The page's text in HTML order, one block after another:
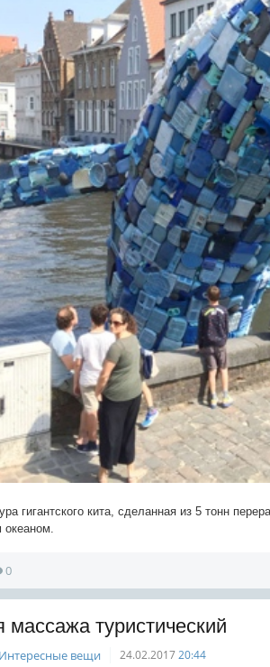
гигантского кита, сделанная из 5 тонн
океаном.
0
массажа туристический
Интересные вещи 24.02.201720:44